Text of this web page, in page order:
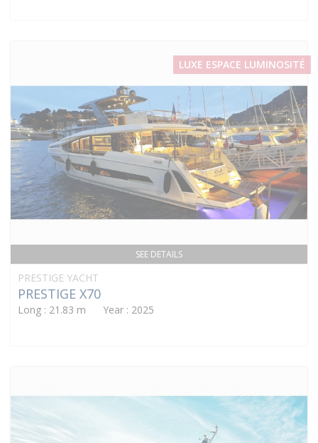
SEE DETAILS
LUXE ESPACE LUMINOSITÉ
PRESTIGE YACHT
PRESTIGE X70
Long : 21.83 m Year : 2025